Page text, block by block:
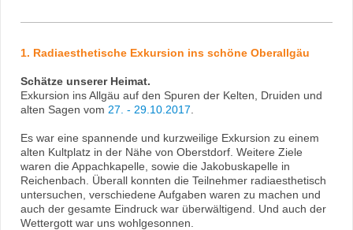
1. Radiaesthetische Exkursion ins schöne Oberallgäu
Schätze unserer Heimat.
Exkursion ins Allgäu auf den Spuren der Kelten, Druiden und
alten Sagen vom 27. - 29.10.2017
Es war eine spannende und kurzweilige Exkursion zu einem
alten Kultplatz in der Nähe von Oberstdorf. Weitere Ziele
waren die Appachkapelle, sowie die Jakobuskapelle in
Reichenbach. Überall konnten die Teilnehmer radiaesthetisch
untersuchen, verschiedene Aufgaben waren zu machen und
auch der gesamte Eindruck war überwältigend. Und auch der
Wettergott war uns wohlgesonnen.